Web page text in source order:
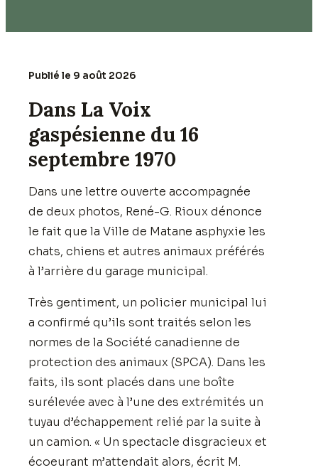
Publié le 9 août 2026
Dans La Voix
gaspésienne du 16
septembre 1970
Dans une lettre ouverte accompagnée
de deux photos, René-G. Rioux dénonce
le fait que la Ville de Matane asphyxie les
chats, chiens et autres animaux préférés
à l’arrière du garage municipal.
Très gentiment, un policier municipal lui
a confirmé qu’ils sont traités selon les
normes de la Société canadienne de
protection des animaux (SPCA). Dans les
faits, ils sont placés dans une boîte
surélevée avec à l’une des extrémités un
tuyau d’échappement relié par la suite à
un camion. « Un spectacle disgracieux et
écoeurant m’attendait alors, écrit M.